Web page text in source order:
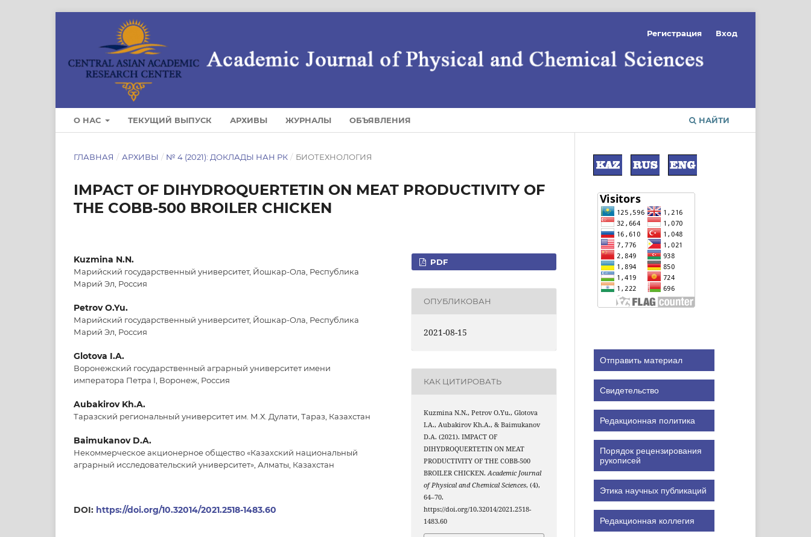
О НАС ТЕКУЩИЙ ВЫПУСК АРХИВЫ ЖУРНАЛЫ ОБЪЯВЛЕНИЯ НАЙТИ
Регистрация Вход
ГЛАВНАЯ / АРХИВЫ / № 4 (2021): ДОКЛАДЫ НАН РК / БИОТЕХНОЛОГИЯ
IMPACT OF DIHYDROQUERTETIN ON MEAT PRODUCTIVITY OF
THE COBB-500 BROILER CHICKEN
Kuzmina N.N.
Марийский государственный университет, Йошкар-Ола, Республика
Марий Эл, Россия
Petrov O.Yu.
Марийский государственный университет, Йошкар-Ола, Республика
Марий Эл, Россия
Glotova I.A.
Воронежский государственный аграрный университет имени
императора Петра I, Воронеж, Россия
Aubakirov Kh.A.
Таразский региональный университет им. М.Х. Дулати, Тараз, Казахстан
Baimukanov D.A.
Некоммерческое акционерное общество «Казахский национальный
аграрный исследовательский университет», Алматы, Казахстан
DOI: https://doi.org/10.32014/2021.2518-1483.60
PDF
ОПУБЛИКОВАН
2021-08-15
КАК ЦИТИРОВАТЬ
Kuzmina N.N., Petrov O.Yu., Glotova
I.A., Aubakirov Kh.A., & Baimukanov
D.A. (2021). IMPACT OF
DIHYDROQUERTETIN ON MEAT
PRODUCTIVITY OF THE COBB-500
BROILER CHICKEN.Academic Journal
of Physical and Chemical Sciences, (4),
64–70.
https://doi.org/10.32014/2021.2518-
1483.60
Отправить материал
Свидетельство
Редакционная политика
Порядок рецензирования
рукописей
Этика научных публикаций
Редакционная коллегия